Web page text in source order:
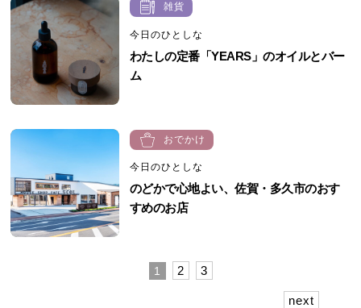
雑貨
今日のひとしな
わたしの定番「YEARS」のオイルとバー
ム
おでかけ
今日のひとしな
のどかで心地よい、佐賀・多久市のおす
すめのお店
1 2 3
next